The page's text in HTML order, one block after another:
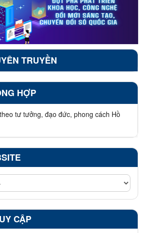
TRUYỀN
HỢP
tư tưởng, đạo đức, phong cách Hồ
CẬP